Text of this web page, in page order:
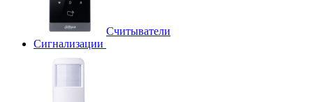
Считыватели
Сигнализации